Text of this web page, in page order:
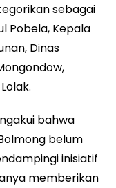
sebagai
Pobela, Kepala
Dinas
bahwa
belum
inisiatif
memberikan